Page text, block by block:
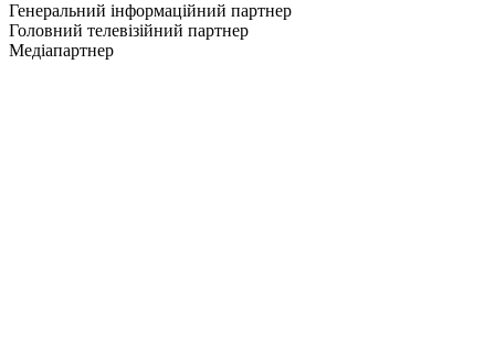
Генеральний інформаційний партнер
Головний телевізійний партнер
Медіапартнер